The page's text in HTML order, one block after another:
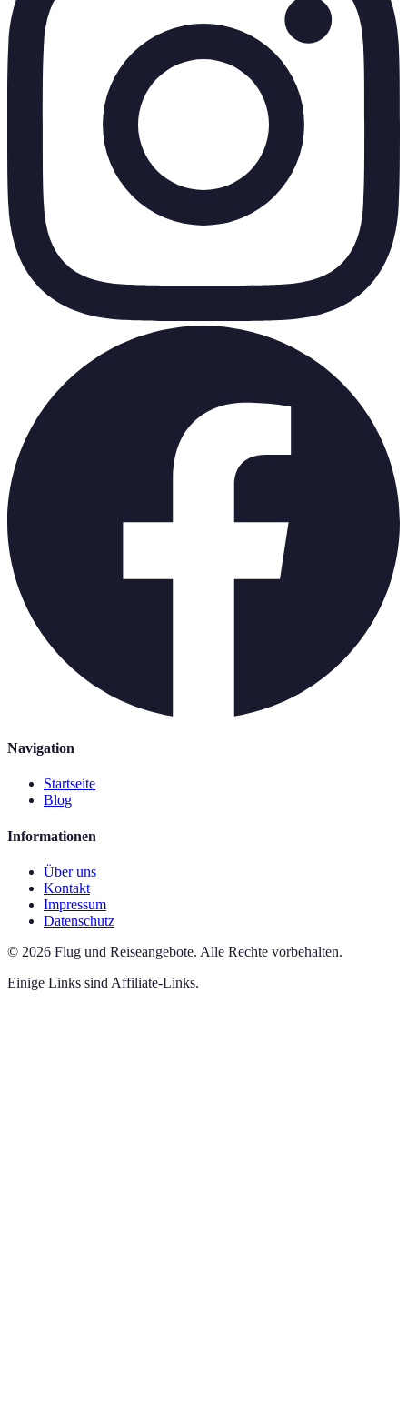
Navigation
Startseite
Blog
Informationen
Über uns
Kontakt
Impressum
Datenschutz
© 2026 Flug und Reiseangebote. Alle Rechte vorbehalten.
Einige Links sind Affiliate-Links.